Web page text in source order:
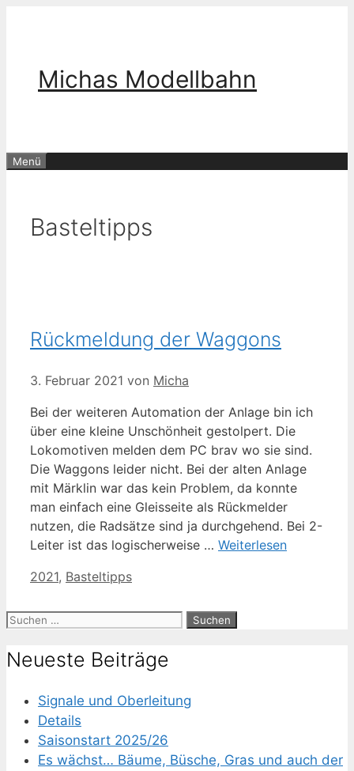
Michas Modellbahn
Menü
Basteltipps
Rückmeldung der Waggons
3. Februar 2021 von Micha
Bei der weiteren Automation der Anlage bin ich
über eine kleine Unschönheit gestolpert. Die
Lokomotiven melden dem PC brav wo sie sind.
Die Waggons leider nicht. Bei der alten Anlage
mit Märklin war das kein Problem, da konnte
man einfach eine Gleisseite als Rückmelder
nutzen, die Radsätze sind ja durchgehend. Bei 2-
Leiter ist das logischerweise … Weiterlesen
Kategorien
2021, Basteltipps
Suchen
Neueste Beiträge
Signale und Oberleitung
Details
Saisonstart 2025/26
Es wächst… Bäume, Büsche, Gras und auch der